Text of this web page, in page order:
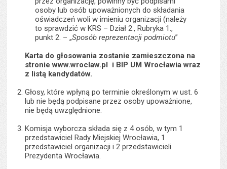
osoby lub osób upoważnionych do składania
oświadczeń woli w imieniu organizacji (należy
to sprawdzić w KRS – Dział 2., Rubryka 1.,
punkt 2. – „Sposób reprezentacji podmiotu”
Karta do głosowania zostanie zamieszczona na
stronie www.wroclaw.pl i BIP UM Wrocławia wraz
z listą kandydatów.
Głosy, które wpłyną po terminie określonym w ust. 6
lub nie będą podpisane przez osoby upoważnione,
nie będą uwzględnione.
Komisja wyborcza składa się z 4 osób, w tym 1
przedstawiciel Rady Miejskiej Wrocławia, 1
przedstawiciel organizacji i 2 przedstawicieli
Prezydenta Wrocławia.